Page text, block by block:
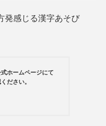
発感じる漢字あそび
ホームページにて
ださい。